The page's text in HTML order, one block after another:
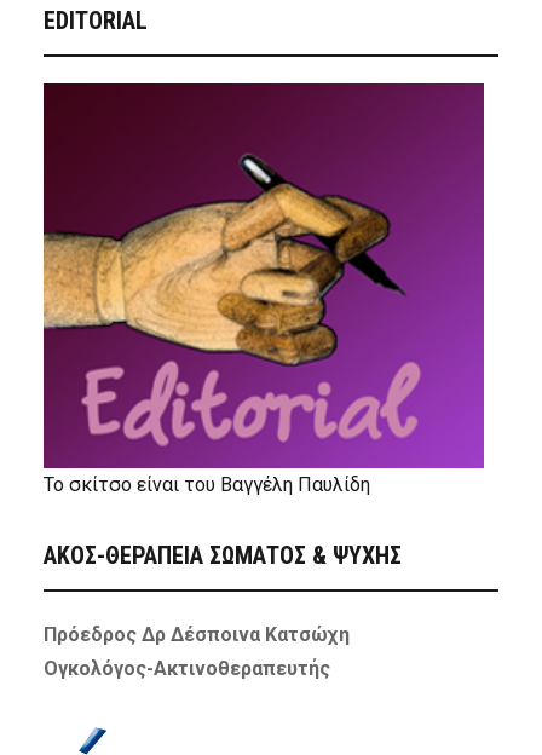
EDITORIAL
Το σκίτσο είναι του Βαγγέλη Παυλίδη
ΑΚΟΣ-ΘΕΡΑΠΕΙΑ ΣΩΜΑΤΟΣ & ΨΥΧΗΣ
Πρόεδρος Δρ Δέσποινα Κατσώχη
Ογκολόγος-Ακτινοθεραπευτής